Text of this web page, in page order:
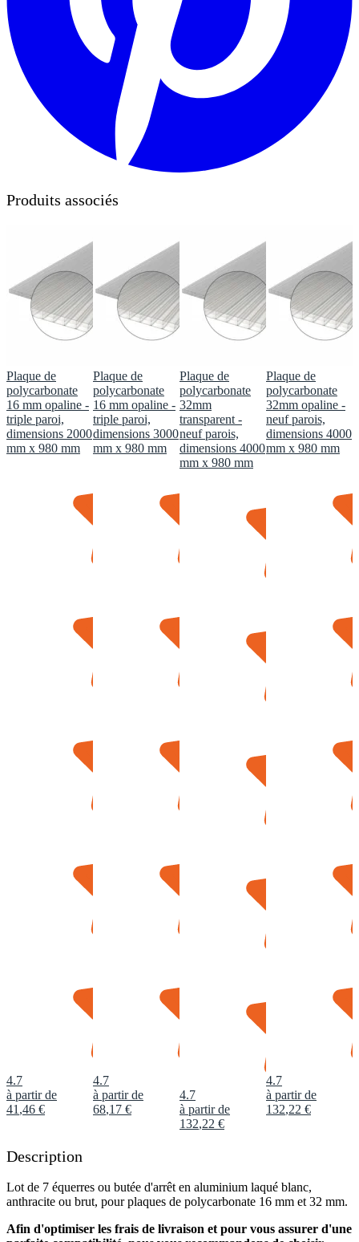
Produits associés
Plaque de
polycarbonate
16 mm opaline -
triple paroi,
dimensions 2000
mm x 980 mm
4.7
à partir de
41 ,46 €
Plaque de
polycarbonate
16 mm opaline -
triple paroi,
dimensions 3000
mm x 980 mm
4.7
à partir de
68,17 €
Plaque de
polycarbonate
32mm
transparent -
neuf parois,
dimensions 4000
mm x 980 mm
4.7
à partir de
132,22 €
Plaque de
polycarbonate
32mm opaline -
neuf parois,
dimensions 4000
mm x 980 mm
4.7
à partir de
132,22 €
Description
Lot de 7 équerres ou butée d'arrêt en aluminium laqué blanc,
anthracite ou brut, pour plaques de polycarbonate 16 mm et 32 mm.
Afin d'optimiser les frais de livraison et pour vous assurer d'une